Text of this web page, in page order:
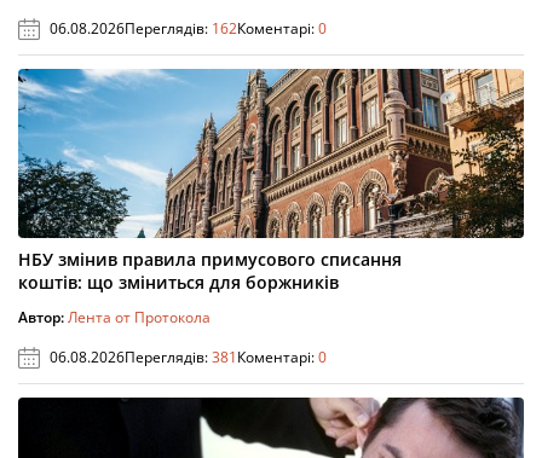
06.08.2026Переглядів: 162Коментарі:0
НБУ змінив правила примусового списання
коштів: що зміниться для боржників
Автор:Лента от Протокола
06.08.2026Переглядів:381Коментарі:0